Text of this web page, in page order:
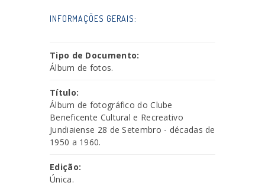
INFORMAÇÕES GERAIS:
Tipo de Documento:
Álbum de fotos.
Título:
Álbum de fotográfico do Clube
Beneficente Cultural e Recreativo
Jundiaiense 28 de Setembro - décadas de
1950 a 1960.
Edição:
Única.